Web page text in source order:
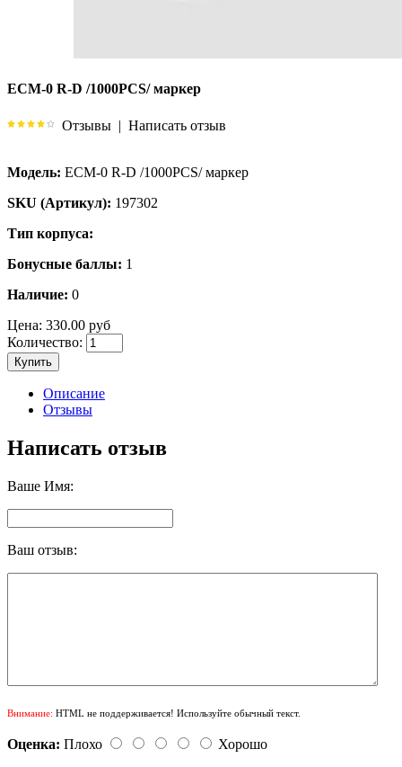
ECM-0 R-D /1000PCS/ маркер
Отзывы | Написать отзыв
Модель: ECM-0 R-D /1000PCS/ маркер
SKU (Артикул): 197302
Тип корпуса:
Бонусные баллы: 1
Наличие: 0
Цена: 330.00 руб
Количество:
Купить
Описание
Отзывы
Написать отзыв
Ваше Имя:
Ваш отзыв:
Внимание: HTML не поддерживается! Используйте обычный текст.
Оценка: Плохо
Хорошо